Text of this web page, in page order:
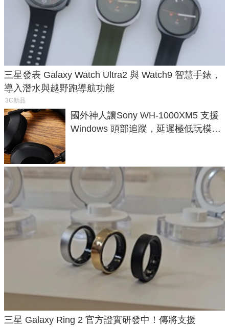
三星發表 Galaxy Watch Ultra2 與 Watch9 智慧手錶，
導入潛水與越野跑導航功能
3C新品
國外神人讓Sony WH-1000XM5 支援
Windows 頭部追蹤，延遲極低玩模擬
三星 Galaxy Ring 2 官方證實研發中！傳將支援